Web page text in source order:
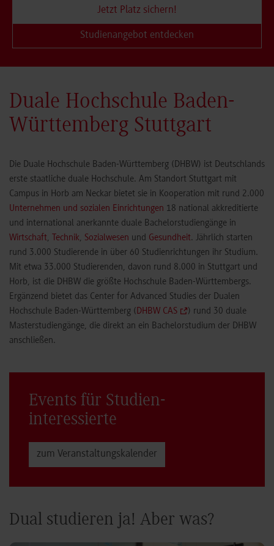
Jetzt Platz sichern!
Studienangebot entdecken
Duale Hochschule Baden-
Württemberg Stuttgart
Die Duale Hochschule Baden-Württemberg (DHBW) ist Deutschlands
erste staatliche duale Hochschule. Am Standort Stuttgart mit
Campus in Horb am Neckar bietet sie in Kooperation mit rund 2.000
Unternehmen und sozialen Einrichtungen 18 national akkreditierte
und international anerkannte duale Bachelorstudiengänge in
Wirtschaft, Technik, Sozialwesen und Gesundheit. Jährlich starten
rund 3.000 Studierende in über 60 Studienrichtungen ihr Studium.
Mit etwa 33.000 Studierenden, davon rund 8.000 in Stuttgart und
Horb, ist die DHBW die größte Hochschule Baden-Württembergs.
Ergänzend bietet das Center for Advanced Studies der Dualen
Hochschule Baden-Württemberg (DHBW CAS
) rund 30 duale
Masterstudiengänge, die direkt an ein Bachelorstudium der DHBW
anschließen.
Events für Studien­
interessierte
zum Veranstaltungs­kalender
Dual studieren ja! Aber was?